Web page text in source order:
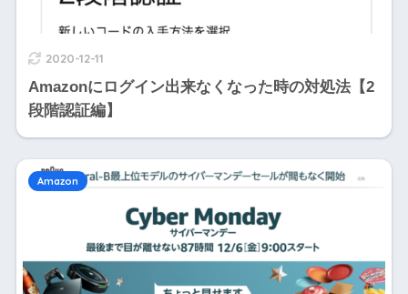
2020-12-11
Amazonにログイン出来なくなった時の対処法【2
段階認証編】
Amazon